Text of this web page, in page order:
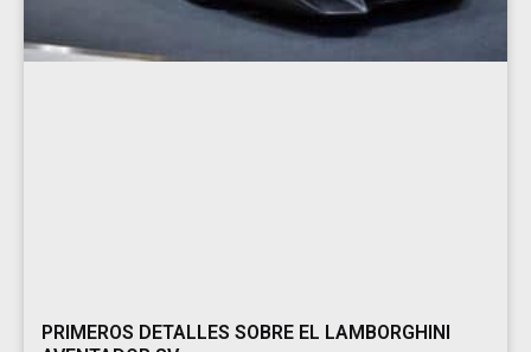
PRIMEROS DETALLES SOBRE EL LAMBORGHINI